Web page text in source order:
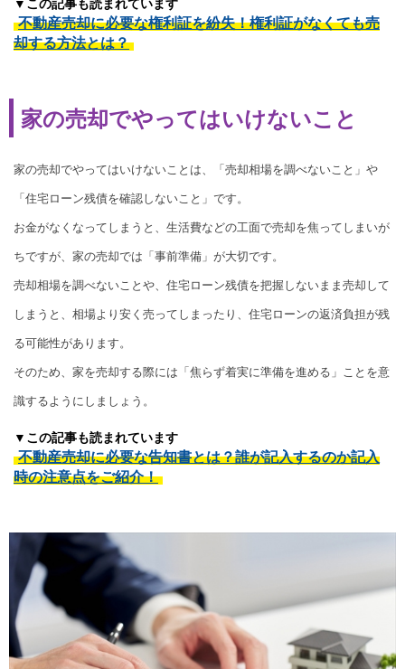
▼この記事も読まれています
不動産売却に必要な権利証を紛失！権利証がなくても売
却する方法とは？
家の売却でやってはいけないこと
家の売却でやってはいけないことは、「売却相場を調べないこと」や
「住宅ローン残債を確認しないこと」です。
お金がなくなってしまうと、生活費などの工面で売却を焦ってしまいが
ちですが、家の売却では「事前準備」が大切です。
売却相場を調べないことや、住宅ローン残債を把握しないまま売却して
しまうと、相場より安く売ってしまったり、住宅ローンの返済負担が残
る可能性があります。
そのため、家を売却する際には「焦らず着実に準備を進める」ことを意
識するようにしましょう。
▼この記事も読まれています
不動産売却に必要な告知書とは？誰が記入するのか記入
時の注意点をご紹介！